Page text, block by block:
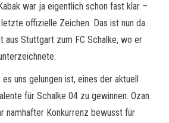
war ja eigentlich schon fast klar –
offizielle Zeichen. Das ist nun da.
aus Stuttgart zum FC Schalke, wo er
uns gelungen ist, eines der aktuell
für Schalke 04 zu gewinnen. Ozan
namhafter Konkurrenz bewusst für